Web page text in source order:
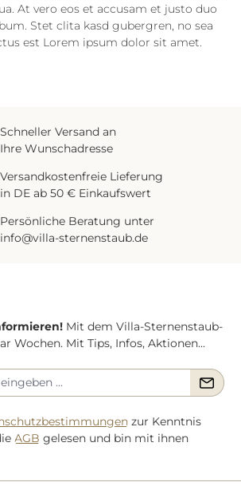
At vero eos et accusam et justo duo
Stet clita kasd gubergren, no sea
est Lorem ipsum dolor sit amet.
Schneller Versand an
Ihre Wunschadresse
Versandkostenfreie Lieferung
in DE ab 50 € Einkaufswert
Persönliche Beratung unter
info@villa-sternenstaub.de
Mit dem Villa-Sternenstaub-
Wochen. Mit Tips, Infos, Aktionen...
zur Kenntnis
AGB gelesen und bin mit ihnen